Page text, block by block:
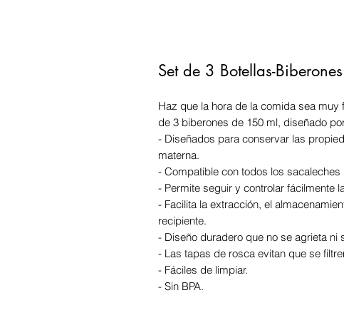
Set de 3 Botellas-
Haz que la hora de la comida sea
de 3 biberones de 150 ml, diseñado
- Diseñados para conservar las
materna.
- Compatible con todos los
- Permite seguir y controlar fácilmente
- Facilita la extracción, el
recipiente.
- Diseño duradero que no se agrieta ni
- Las tapas de rosca evitan que se
- Fáciles de limpiar.
- Sin BPA.